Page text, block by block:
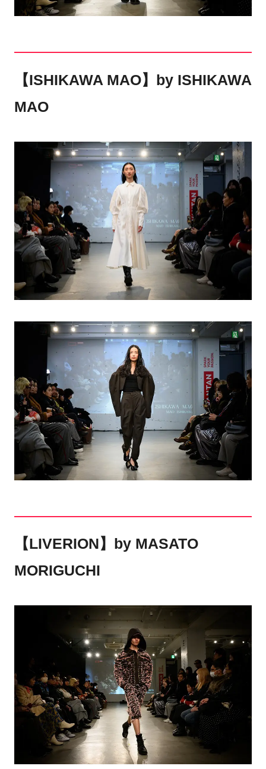
【ISHIKAWA MAO】by ISHIKAWA
MAO
【LIVERION】by MASATO
MORIGUCHI